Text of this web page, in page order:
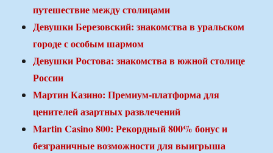
путешествие между столицами
Девушки Березовский: знакомства в уральском
городе с особым шармом
Девушки Ростова: знакомства в южной столице
России
Мартин Казино: Премиум-платформа для
ценителей азартных развлечений
Martin Casino 800: Рекордный 800% бонус и
безграничные возможности для выигрыша